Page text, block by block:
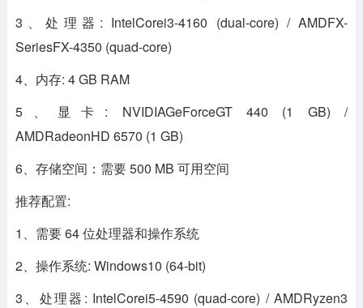
3、处理器: IntelCorei3-4160 (dual-core) / AMDFX-
SeriesFX-4350 (quad-core)
4、内存: 4 GB RAM
5、显卡: NVIDIAGeForceGT 440 (1 GB) /
AMDRadeonHD 6570 (1 GB)
6、存储空间：需要 500 MB 可用空间
推荐配置:
1、需要 64 位处理器和操作系统
2、操作系统: Windows10 (64-bit)
3、处理器: IntelCorei5-4590 (quad-core) / AMDRyzen3